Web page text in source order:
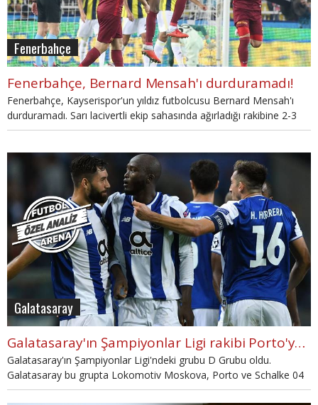
Fenerbahçe
Fenerbahçe, Bernard Mensah'ı durduramadı!
Fenerbahçe, Kayserispor'un yıldız futbolcusu Bernard Mensah'ı
durduramadı. Sarı lacivertli ekip sahasında ağırladığı rakibine 2-3
mağlup oldu.
Galatasaray
Galatasaray'ın Şampiyonlar Ligi rakibi Porto'yu tanıyalım
Galatasaray'ın Şampiyonlar Ligi'ndeki grubu D Grubu oldu.
Galatasaray bu grupta Lokomotiv Moskova, Porto ve Schalke 04
ile eşleşti. Porto'yu bu haberimizde siz okurlarımıza tanıtıyoruz.